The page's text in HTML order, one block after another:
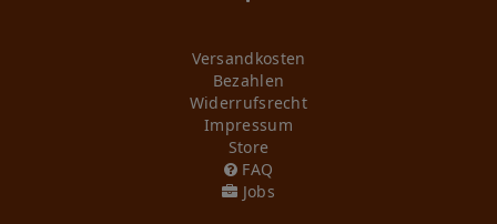
Versandkosten
Bezahlen
Widerrufs­recht
Impressum
Store
FAQ
Jobs